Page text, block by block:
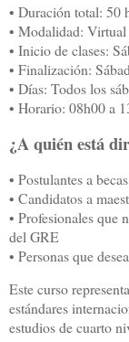
• Duración total: 50
• Modalidad:
• Inicio de clases:
• Finalización:
• Días: Todos los
• Horario: 08h00 a
¿A quién está
• Postulantes a
• Candidatos a
• Profesionales que
del GRE
• Personas que
Este curso
estándares
estudios de cuarto